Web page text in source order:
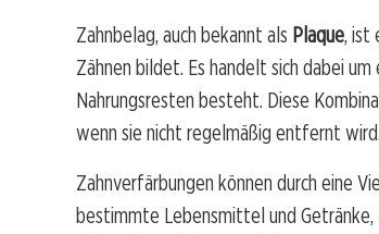
Zahnbelag, auch bekannt als Plaque, ist
Zähnen bildet. Es handelt sich dabei
Nahrungsresten besteht. Diese
wenn sie nicht regelmäßig entfernt wird.
Zahnverfärbungen können durch eine
bestimmte Lebensmittel und Getränke,